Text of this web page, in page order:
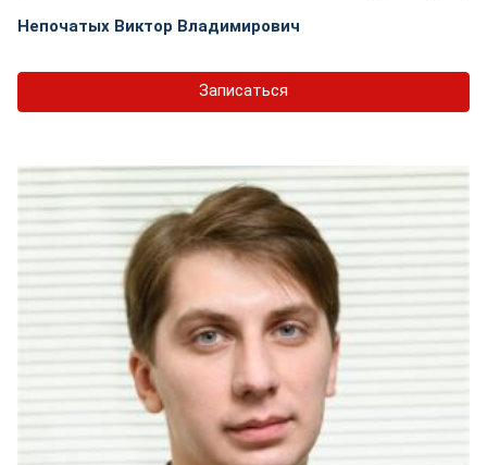
Непочатых Виктор Владимирович
Записаться